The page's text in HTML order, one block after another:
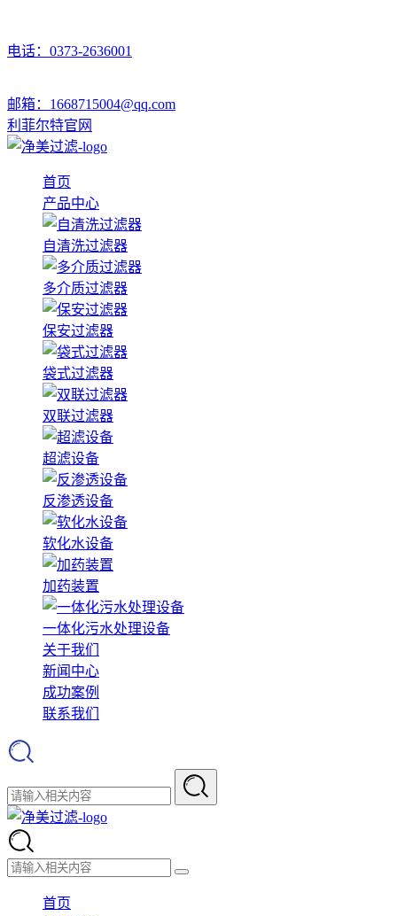
电话：0373-2636001
邮箱：1668715004@qq.com
利菲尔特官网
首页
产品中心
自清洗过滤器
多介质过滤器
保安过滤器
袋式过滤器
双联过滤器
超滤设备
反渗透设备
软化水设备
加药装置
一体化污水处理设备
关于我们
新闻中心
成功案例
联系我们
首页